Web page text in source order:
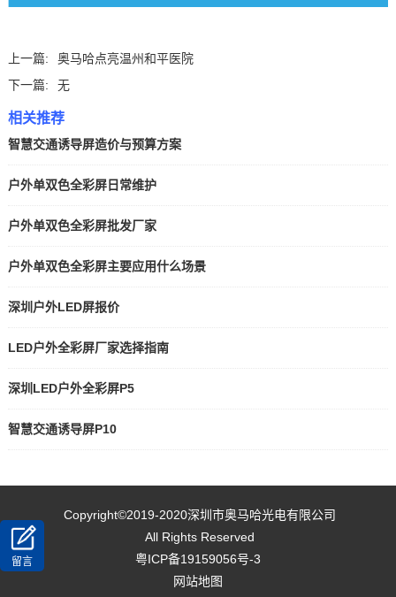
上一篇:
奥马哈点亮温州和平医院
下一篇:
无
相关推荐
智慧交通诱导屏造价与预算方案
户外单双色全彩屏日常维护
户外单双色全彩屏批发厂家
户外单双色全彩屏主要应用什么场景
深圳户外LED屏报价
LED户外全彩屏厂家选择指南
深圳LED户外全彩屏P5
智慧交通诱导屏P10
Copyright©2019-2020深圳市奥马哈光电有限公司
All Rights Reserved
粤ICP备19159056号-3
网站地图
留言